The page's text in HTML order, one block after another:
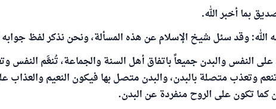
بما أخبر الله.
الله: وقد سئل شيخ الإسلام عن هذه المسألة، ونحن نذكر لفظ
على النفس والبدن جميعاً باتفاق أهل السنة والجماعة، تُنعَّم النفس
وتعذب متصلة بالبدن، والبدن متصل بها فيكون النعيم والعذاب
تكون على الروح منفردة عن البدن.